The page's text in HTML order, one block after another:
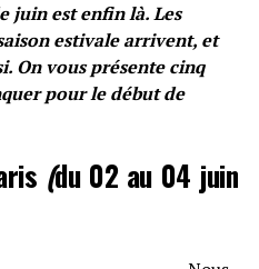
par le rappeur de
juin est enfin là. Les
estivale arrivent, et
On vous présente cinq
pour le début de
(du 02 au 04 juin